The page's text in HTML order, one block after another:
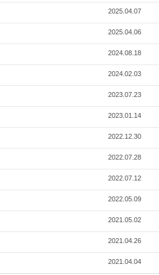
2025.04.07
2025.04.06
2024.08.18
2024.02.03
2023.07.23
2023.01.14
2022.12.30
2022.07.28
2022.07.12
2022.05.09
2021.05.02
2021.04.26
2021.04.04